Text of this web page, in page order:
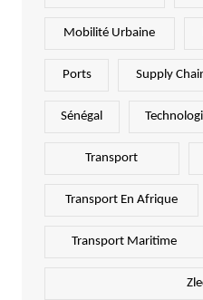
Mobilité Urbaine
Ports Supply
Sénégal
Transport
Transport En Afrique
Transport Maritime